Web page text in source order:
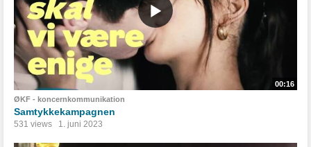
00:16
ØKF - koncernkommunikation
Samtykkekampagnen
531 views 1. juni 2023